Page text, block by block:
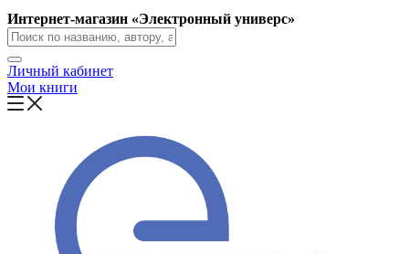
Интернет-магазин «Электронный универс»
Личный кабинет
Мои книги